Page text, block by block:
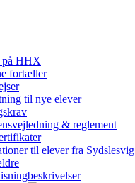
på HHX
fortæller
til nye elever
& reglement
til elever fra Sydslesvig